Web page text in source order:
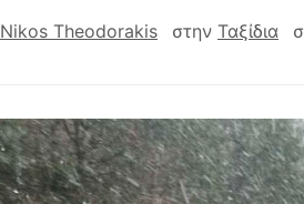
Nikos Theodorakis στην Ταξίδια